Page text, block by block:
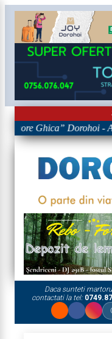
Ghica” Dorohoi -
Daca sunteti
contactati la tel: